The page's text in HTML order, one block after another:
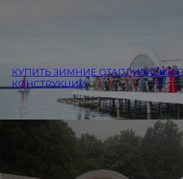
КУПИТЬ ЗИМНИЕ ОТАПЛИВАЕМЫЕ
КОНСТРУКЦИИ